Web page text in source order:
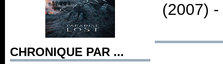
CHRONIQUE PAR ...
(2007)